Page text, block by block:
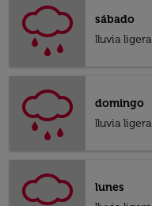
sábado
lluvia ligera
domingo
lluvia ligera
lunes